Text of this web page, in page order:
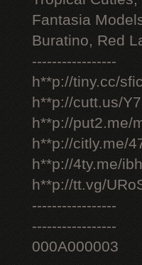
Fantasia
Buratino, Red
-----------------
h**p://tiny.cc/
h**p://cutt.us/
h**p://put2.me/
h**p://citly.me/
h**p://4ty.me/
h**p://tt.vg/
-----------------
-----------------
000A000003